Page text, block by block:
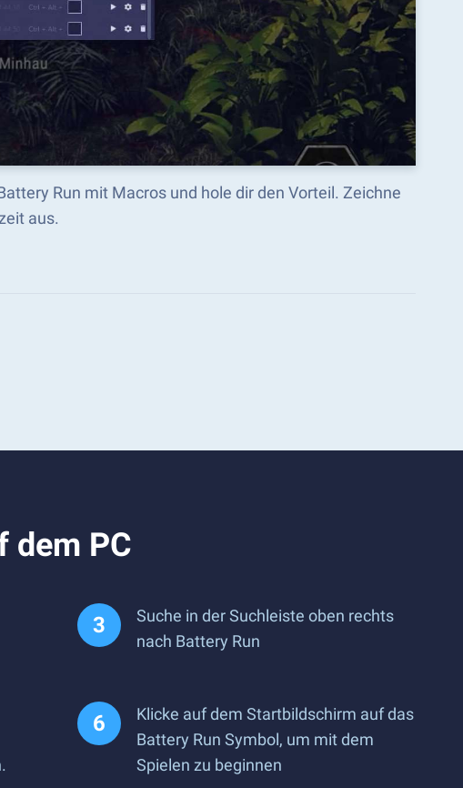
Run mit Macros und hole dir den Vorteil. Zeichne
aus.
dem PC
Suche in der Suchleiste oben rechts
nach Battery Run
Klicke auf dem Startbildschirm auf das
Battery Run Symbol, um mit dem
Spielen zu beginnen